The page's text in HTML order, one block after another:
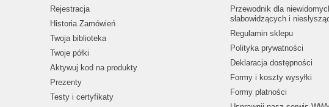
Rejestracja
Historia Zamówień
Twoja biblioteka
Twoje półki
Aktywuj kod na produkty
Prezenty
Testy i certyfikaty
Przewodnik dla
słabowidzących i
Regulamin sklepu
Polityka prywatności
Deklaracja dostępności
Formy i koszty wysyłki
Formy płatności